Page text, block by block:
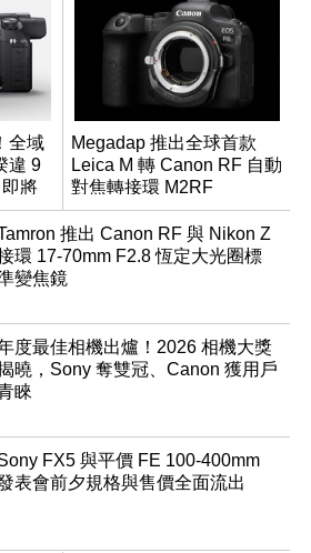
全域
違 9
將
Megadap 推出全球首款
Leica M 轉 Canon RF 自動
對焦轉接環 M2RF
推出 Canon RF 與 Nikon Z
環 17-70mm F2.8 恆定大光圈標
變焦鏡
度最佳相機出爐！2026 相機大獎
曉，Sony 奪雙冠、Canon 獲用戶
睞
FX5 與平價 FE 100-400mm
表會前夕規格與售價全面流出